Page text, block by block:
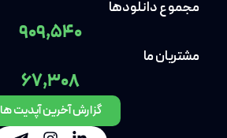
مجموع دانلودها
909,540
مشتریان ما
67,308
گزارش آخرین آپدیت ها